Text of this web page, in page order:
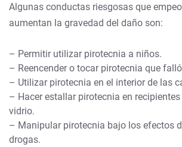
Algunas conductas riesgosas que
aumentan la gravedad del daño son:
– Permitir utilizar pirotecnia a niños.
– Reencender o tocar pirotecnia que
– Utilizar pirotecnia en el interior de las
– Hacer estallar pirotecnia en
vidrio.
– Manipular pirotecnia bajo los efectos
drogas.